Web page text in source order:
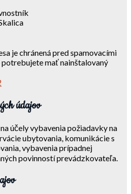
je chránená pred spamovacími
mať nainštalovaný
údajov
účely vybavenia požiadavky na
ubytovania, komunikácie s
vybavenia prípadnej
povinností prevádzkovateľa.